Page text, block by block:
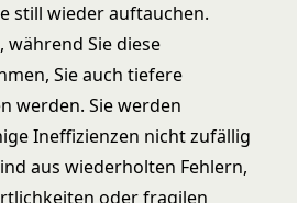
still wieder auftauchen.
während Sie diese
Sie auch tiefere
werden. Sie werden
Ineffizienzen nicht zufällig
aus wiederholten Fehlern,
oder fragilen